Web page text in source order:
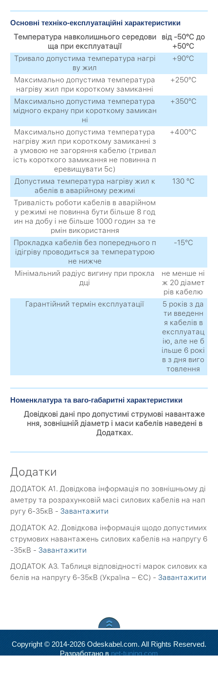
Основні техніко-експлуатаційні характеристики
Температура навколишнього середови
ща при експлуатації
від -50°С до
+50°С
Тривало допустима температура нагрі
ву жил
+90°С
Максимально допустима температура
нагріву жил при короткому замиканні
+250°С
Максимально допустима температура
мідного екрану при короткому замикан
ні
+350°С
Максимально допустима температура
нагріву жил при короткому замиканні з
а умовою не загоряння кабелю (тривал
ість короткого замикання не повинна п
еревищувати 5с)
+400°С
Допустима температура нагріву жил к
абелів в аварійному режимі
130 °С
Тривалість роботи кабелів в аварійном
у режимі не повинна бути більше 8 год
ин на добу і не більше 1000 годин за те
рмін використання
Прокладка кабелів без попереднього п
ідігріву проводиться за температурою
не нижче
-15°С
Мінімальний радіус вигину при прокла
дці
не менше ні
ж 20 діамет
рів кабелю
Гарантійний термін експлуатації
5 років з да
ти введенн
я кабелів в
експлуатац
ію, але не б
ільше 6 рокі
в з дня виго
товлення
Номенклатура та ваго-габаритні характеристики
Довідкові дані про допустимі струмові навантаже
ння, зовнішній діаметр і маси кабелів наведені в
Додатках.
Додатки
ДОДАТОК A1. Довідкова інформація по зовнішньому ді
аметру та розрахунковій масі силових кабелів на нап
ругу 6-35кВ -Завантажити
ДОДАТОК A2. Довідкова інформація щодо допустимих
струмових навантажень силових кабелів на напругу 6
-35кВ -Завантажити
ДОДАТОК A3. Таблиця відповідності марок силових ка
белів на напругу 6-35кВ (Україна – ЄС) -Завантажити
Copyright © 2014-2026 Odeskabel.com. All Rights Reserved.
Разработано в net-tuning.com